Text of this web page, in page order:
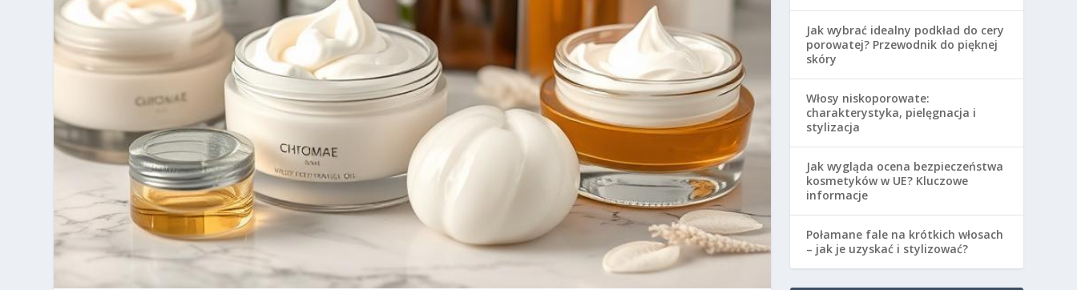
Jak wybrać idealny podkład do cery
porowatej? Przewodnik do pięknej
skóry
Włosy niskoporowate:
charakterystyka, pielęgnacja i
stylizacja
Jak wygląda ocena bezpieczeństwa
kosmetyków w UE? Kluczowe
informacje
Połamane fale na krótkich włosach
– jak je uzyskać i stylizować?